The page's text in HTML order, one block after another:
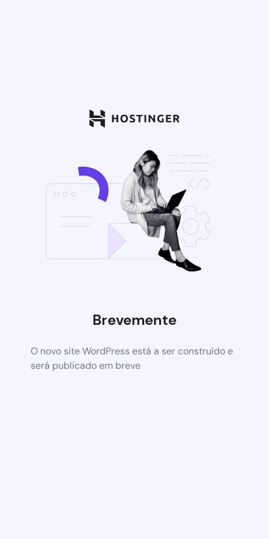
Brevemente
O novo site WordPress está a ser construído e
será publicado em breve